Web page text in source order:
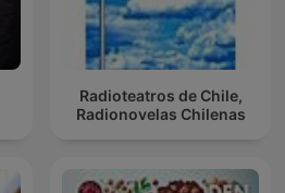
Radioteatros de Chile,
Radionovelas Chilenas